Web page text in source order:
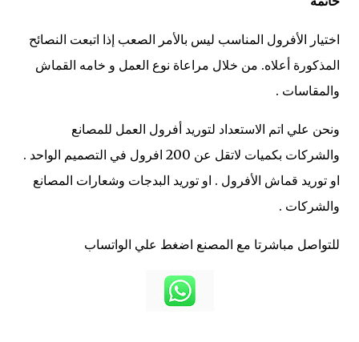
اختيار الأفرول المناسب ليس بالأمر الصعب إذا اتبعت النصائح
المذكورة أعلاه. من خلال مراعاة نوع العمل و خامه القماش
والمقاسات .
ونحن علي اتم الاستعداد لتوريد أفرول العمل للمصانع
والشركات بكميات لاتقل عن 200 افرول في التصميم الواحد .
او توريد قماش الأفرول . او توريد البدجات وشعارات المصانع
والشركات .
للتواصل مباشرتا مع المصنع اضغط علي الواتساب